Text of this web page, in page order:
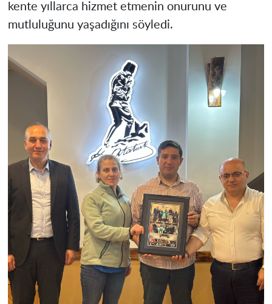
kente yıllarca hizmet etmenin onurunu ve
mutluluğunu yaşadığını söyledi.